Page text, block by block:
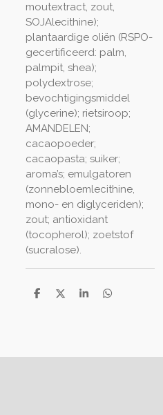
moutextract, zout,
SOJAlecithine);
plantaardige oliën (RSPO-
gecertificeerd: palm,
palmpit, shea);
polydextrose;
bevochtigingsmiddel
(glycerine); rietsiroop;
AMANDELEN;
cacaopoeder;
cacaopasta; suiker;
aroma’s; emulgatoren
(zonnebloemlecithine,
mono- en diglyceriden);
zout; antioxidant
(tocopherol); zoetstof
(sucralose).
D
D
S
D